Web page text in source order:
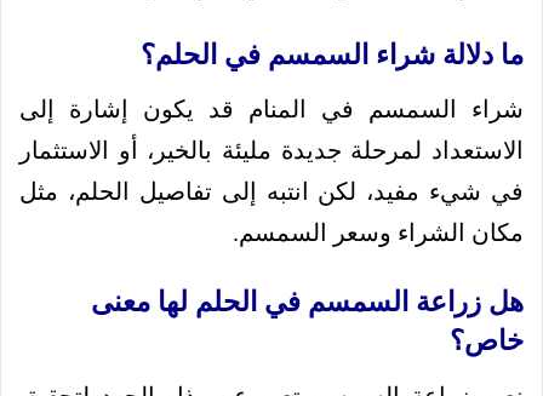
ما دلالة شراء السمسم في الحلم؟
شراء السمسم في المنام قد يكون إشارة إلى
الاستعداد لمرحلة جديدة مليئة بالخير، أو الاستثمار
في شيء مفيد، لكن انتبه إلى تفاصيل الحلم، مثل
مكان الشراء وسعر السمسم.
هل زراعة السمسم في الحلم لها معنى
خاص؟